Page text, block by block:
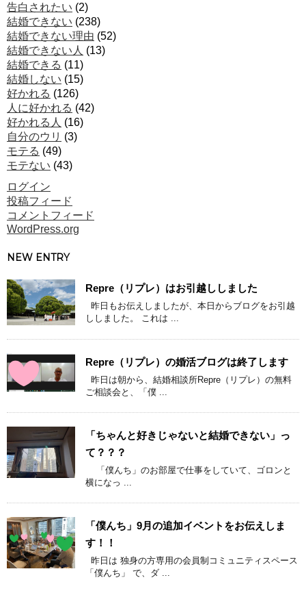
告白されたい (2)
結婚できない (238)
結婚できない理由 (52)
結婚できない人 (13)
結婚できる (11)
結婚しない (15)
好かれる (126)
人に好かれる (42)
好かれる人 (16)
自分のウリ (3)
モテる (49)
モテない (43)
ログイン
投稿フィード
コメントフィード
WordPress.org
NEW ENTRY
Repre（リプレ）はお引越ししました
昨日もお伝えしましたが、本日からブログをお引越
ししました。 これは ...
Repre（リプレ）の婚活ブログは終了します
昨日は朝から、結婚相談所Repre（リプレ）の無料
ご相談会と、「僕 ...
「ちゃんと好きじゃないと結婚できない」っ
て？？？
「僕んち」のお部屋で仕事をしていて、ゴロンと
横になっ ...
「僕んち」9月の追加イベントをお伝えしま
す！！
昨日は 独身の方専用の会員制コミュニティスペース
「僕んち」 で、ダ ...